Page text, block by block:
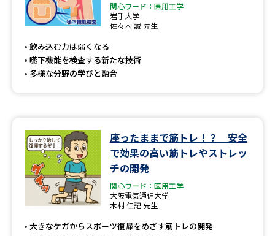
関心ワード：医用工学
岩手大学
佐々木 誠 先生
飲み込む力は弱くなる
嚥下機能を検査する新たな技術
多様な分野の学びと融合
座ったままで筋トレ！？ 安全
で効果の高い筋トレやストレッ
チの開発
関心ワード：医用工学
大阪電気通信大学
木村 佳記 先生
大きなケガからスポーツ復帰をめざす筋トレの開発